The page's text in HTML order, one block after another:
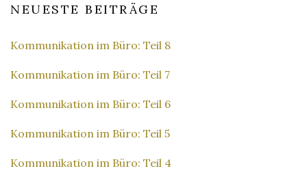
NEUESTE BEITRÄGE
Kommunikation im Büro: Teil 8
Kommunikation im Büro: Teil 7
Kommunikation im Büro: Teil 6
Kommunikation im Büro: Teil 5
Kommunikation im Büro: Teil 4